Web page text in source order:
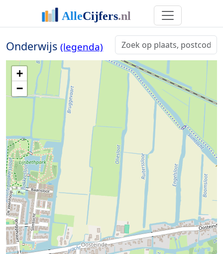
Onderwijs (legenda)
+
−